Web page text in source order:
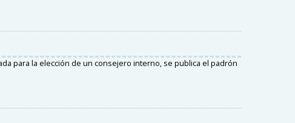
para la elección de un consejero interno, se publica el padrón